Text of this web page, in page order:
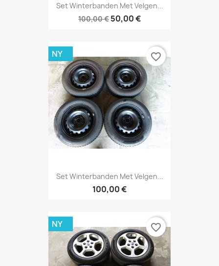
Set Winterbanden Met Velgen...
100,00 € 50,00 €
Set Winterbanden Met Velgen...
100,00 €
NY favorite_border
NY favorite_border